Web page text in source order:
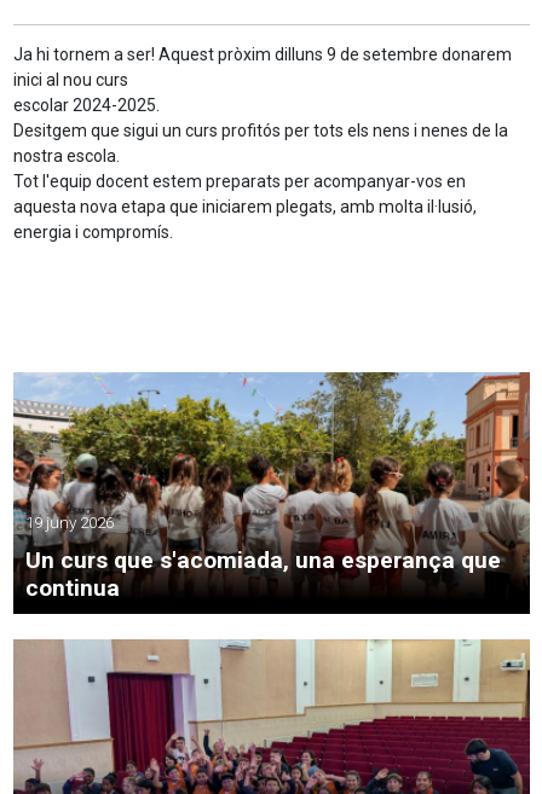
19 juny 2026
Un curs que s'acomiada, una esperança que
continua
Ja hi tornem a ser! Aquest pròxim dilluns 9 de setembre donarem
inici al nou curs
escolar 2024-2025.
Desitgem que sigui un curs profitós per tots els nens i nenes de la
nostra escola.
Tot l'equip docent estem preparats per acompanyar-vos en
aquesta nova etapa que iniciarem plegats, amb molta il·lusió,
energia i compromís.